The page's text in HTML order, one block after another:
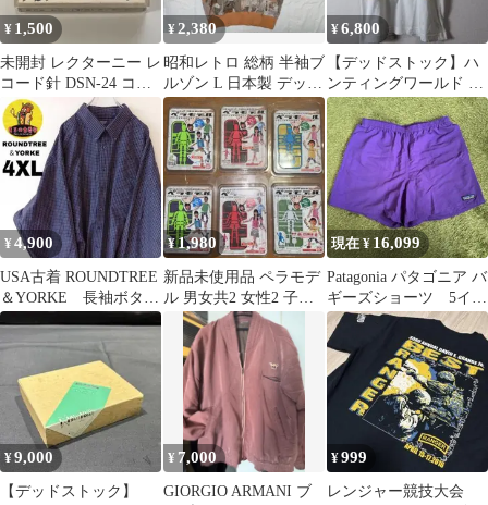
¥ 1,500
未開封 レクターニー レ
コード針 DSN-24 コロ
ンビア 東芝 TOSHIBA
¥2,380
昭和レトロ 総柄 半袖ブ
ルゾン L 日本製 デッド
ストック
¥6,800
【デッドストック】ハ
ンティングワールド T
シャツ M 金ロゴ イタ
リア製
¥ 4,900
USA古着 ROUNDTREE
＆YORKE 長袖ボタン
シャツ4XL ネイビー
¥1,980
新品未使用品 ペラモデ
ル 男女共2 女性2 子ど
も2
現在 ¥ 16,099
Patagonia パタゴニア バ
ギーズショーツ 5イン
チ
¥9,000
【デッドストック】
¥ 7,000
GIORGIO ARMANI ブ
¥999
レンジャー競技大会